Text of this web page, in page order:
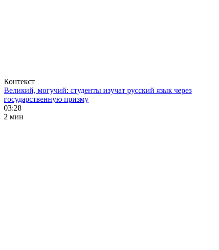
Контекст
Великий, могучий: студенты изучат русский язык через
государственную призму
03:28
2 мин